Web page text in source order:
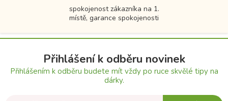
spokojenost zákazníka na 1.
místě, garance spokojenosti
Přihlášení k odběru novinek
Přihlášením k odběru budete mít vždy po ruce skvělé tipy na
dárky.